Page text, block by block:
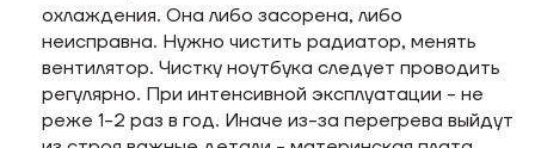
охлаждения. Она либо засорена, либо
неисправна. Нужно чистить радиатор, менять
вентилятор. Чистку ноутбука следует проводить
регулярно. При интенсивной эксплуатации - не
реже 1-2 раз в год. Иначе из-за перегрева выйдут